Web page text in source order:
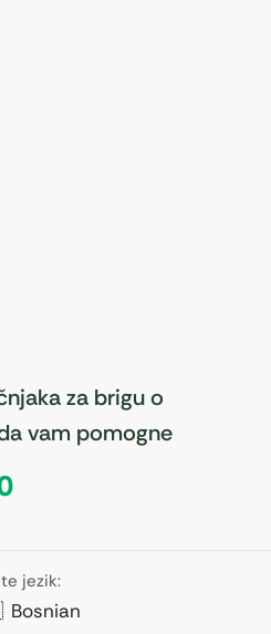
za brigu o
vam pomogne
jezik:
Bosnian